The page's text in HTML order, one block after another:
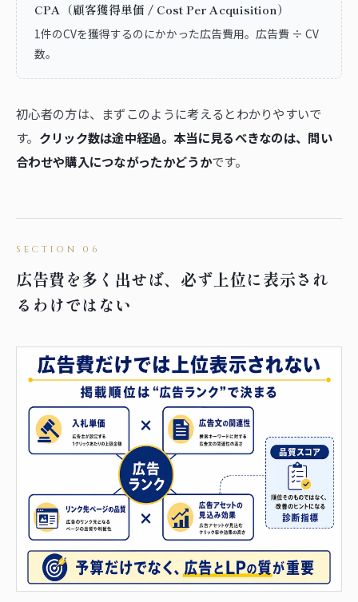
CPA（顧客獲得単価 / Cost Per Acquisition）
1件のCVを獲得するのにかかった広告費用。広告費 ÷ CV
数。
初心者の方は、まずこのように考えるとわかりやすいで
す。 クリック数は途中経過。本当に見るべきなのは、問い
合わせや購入につながったかどうかです。
広告費を多く出せば、必ず上位に表示され
るわけではない